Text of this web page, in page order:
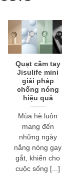
Quạt cầm tay
Jisulife mini
giải pháp
chống nóng
hiệu quả
Mùa hè luôn
mang đến
những ngày
nắng nóng gay
gắt, khiến cho
cuộc sống [...]